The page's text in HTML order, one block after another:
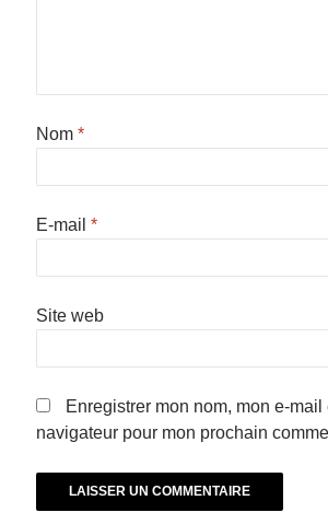
Nom *
E-mail *
Site web
Enregistrer mon nom, mon e-
navigateur pour mon prochain